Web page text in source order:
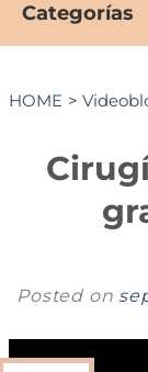
Categorías
HOME >
Posted on